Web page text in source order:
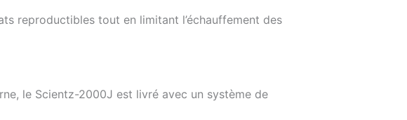
reproductibles tout en limitant l’échauffement des
le Scientz-2000J est livré avec un système de